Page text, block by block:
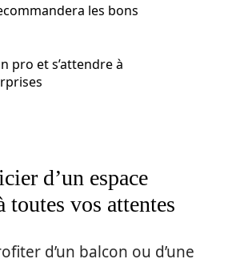
les bons
pro et s’attendre à
d’un espace
toutes vos attentes
d’un balcon ou d’une